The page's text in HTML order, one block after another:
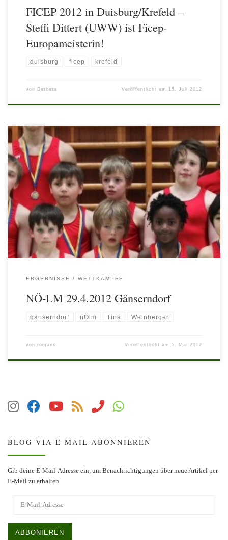
FICEP 2012 in Duisburg/Krefeld –
Steffi Dittert (UWW) ist Ficep-
Europameisterin!
duisburg ficep krefeld
von Barbara Veröffentlicht am 15. Juli 2012
Wettkampf der Burschen (Bericht von Tina Weinberger) Sonntag 8.00
Uhr. Für die frühe Stunde (man berücksichtige den Anfahrtsweg)
finden sich beachtlich viele unserer Burschen bereits beim Aufwärmen.
Sie besprechen die letzten Strategien oder wachen einfach nur auf. Auf
alle Fälle waren sie professionell bei der Sache, als es dann
wirklich zur Sache ging. Wir befanden uns auf […]
ERGEBNISSE WETTKÄMPFE
NÖ-LM 29.4.2012 Gänserndorf
gänserndorf nÖlm Tina Weinberger
von romank Veröffentlicht am5. Mai 2012
BLOG VIA E-MAIL ABONNIEREN
Gib deine E-Mail-Adresse ein, um Benachrichtigungen über neue Artikel per
E-Mail zu erhalten.
ABBONIEREN